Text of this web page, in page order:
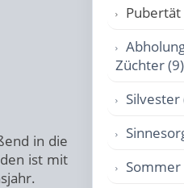
in die
ist mit
Pubertät
Züchter (9)
Silvester
Sommer